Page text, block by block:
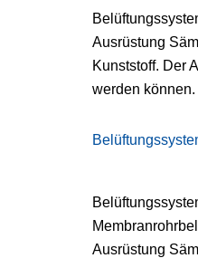
Ausrüstung
Kunststoff. Der
werden
Ausrüstung